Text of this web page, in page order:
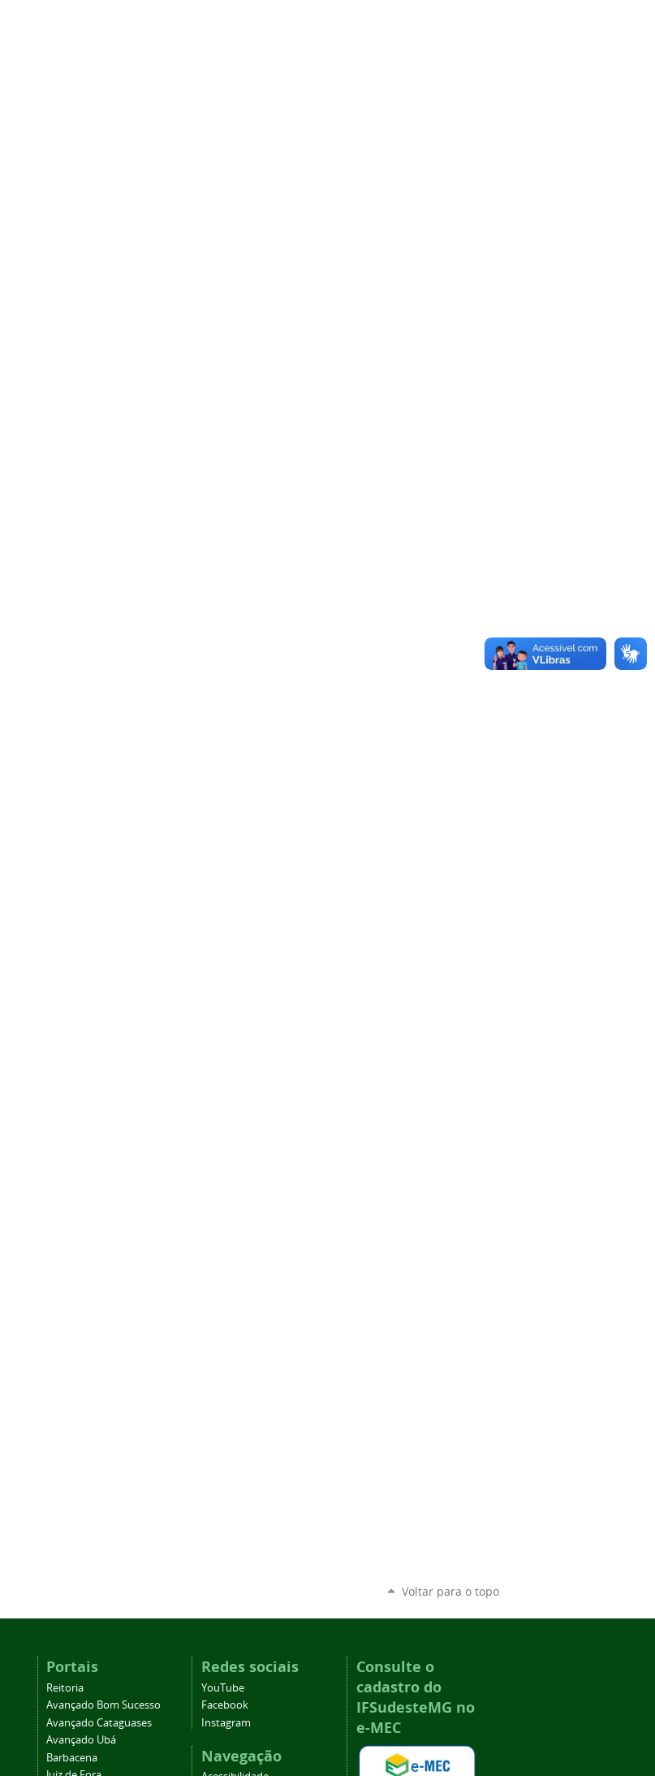
Voltar para o topo
Portais
Reitoria
Avançado Bom Sucesso
Avançado Cataguases
Avançado Ubá
Barbacena
Redes sociais
YouTube
Facebook
Instagram
Navegação
Consulte o
cadastro do
IFSudesteMG no
e-MEC